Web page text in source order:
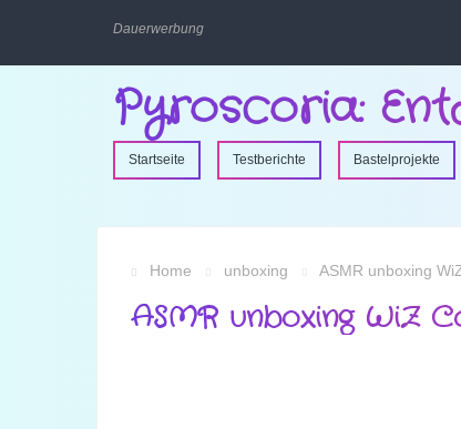
Dauerwerbung
Pyroscoria:
Startseite Testberichte Bastelprojekte
Home unboxing ASMR unboxing
ASMR unboxing WiZ